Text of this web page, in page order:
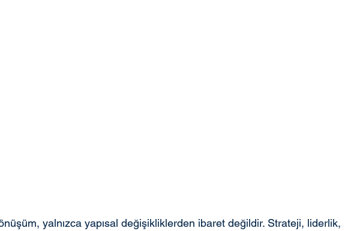
yalnızca yapısal değişikliklerden ibaret değildir. Strateji, liderlik,